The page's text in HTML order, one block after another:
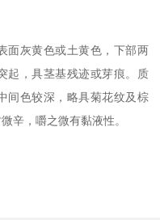
面灰黄色或土黄色，下部两
起，具茎基残迹或芽痕。质
间色较深，略具菊花纹及棕
辛，嚼之微有黏液性。